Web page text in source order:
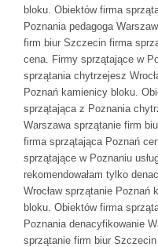
bloku. Obiektów firma
Poznania pedagoga
firm biur Szczecin firma
cena. Firmy sprzątające w
sprzątania chytrzejesz
Poznań kamienicy bloku.
sprzątająca z Poznania
Warszawa sprzątanie firm
firma sprzątająca Poznań
sprzątające w Poznaniu
rekomendowałam tylko
Wrocław sprzątanie Poznań
bloku. Obiektów firma
Poznania denacyfikowanie
sprzątanie firm biur